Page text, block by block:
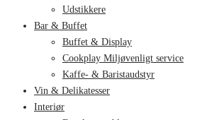
Udstikkere
Bar & Buffet
Buffet & Display
Cookplay Miljøvenligt service
Kaffe- & Baristaudstyr
Vin & Delikatesser
Interiør